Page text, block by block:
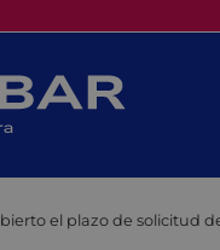
el plazo de solicitud